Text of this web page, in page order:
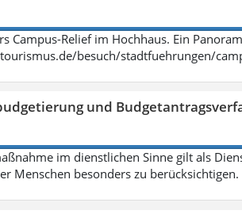
Campus-Relief im Hochhaus. Ein
besuch/stadtfuehrungen/
und
im dienstlichen Sinne gilt als
Menschen besonders zu berücksichtigen.